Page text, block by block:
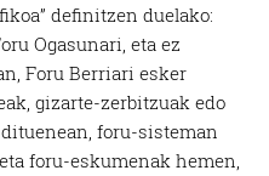
definitzen duelako:
Ogasunari, eta ez
Foru Berriari esker
gizarte-zerbitzuak edo
foru-sisteman
foru-eskumenak hemen,